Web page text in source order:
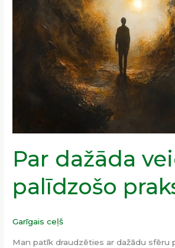
Par dažāda
palīdzošo
Garīgais ceļš
Man patīk draudzēties ar dažādu sfēru